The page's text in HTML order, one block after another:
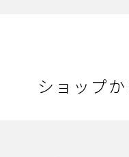
ショップ